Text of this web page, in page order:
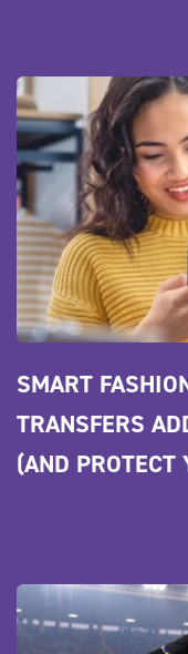
SMART
TRANSFERS
(AND PROTECT